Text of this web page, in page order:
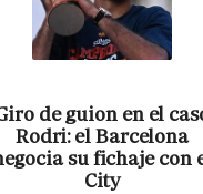
de guion en el
Rodri: el Barcelona
su fichaje con
City